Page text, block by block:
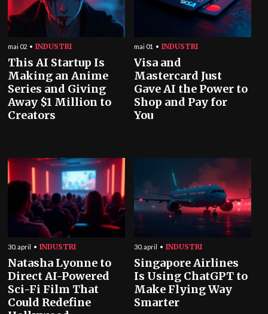
mai 02 INDUSTRI
This AI Startup Is
Making an Anime
Series and Giving
Away $1 Million to
Creators
mai 01 INDUSTRI
Visa and
Mastercard Just
Gave AI the Power to
Shop and Pay for
You
30. april INDUSTRI
Natasha Lyonne to
Direct AI-Powered
Sci-Fi Film That
Could Redefine
30. april INDUSTRI
Singapore Airlines
Is Using ChatGPT to
Make Flying Way
Smarter